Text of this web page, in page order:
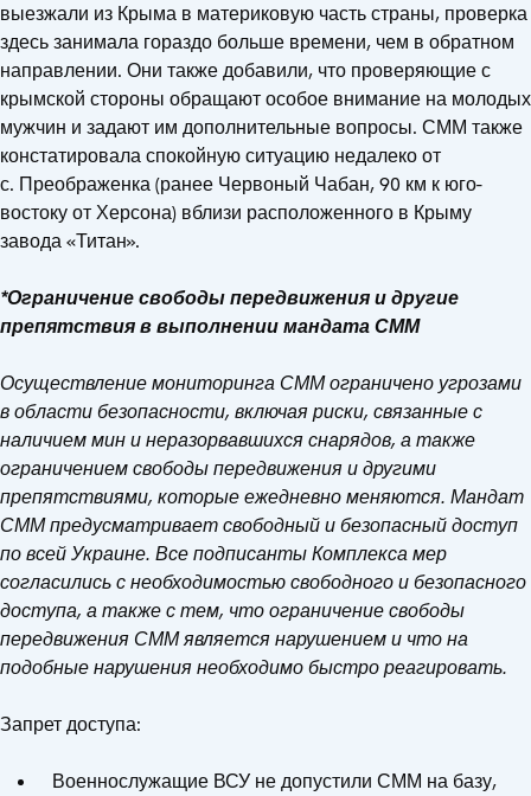
выезжали из Крыма в материковую часть страны, проверка
здесь занимала гораздо больше времени, чем в обратном
направлении. Они также добавили, что проверяющие с
крымской стороны обращают особое внимание на молодых
мужчин и задают им дополнительные вопросы. СММ также
констатировала спокойную ситуацию недалеко от
с. Преображенка (ранее Червоный Чабан, 90 км к юго-
востоку от Херсона) вблизи расположенного в Крыму
завода «Титан».
*Ограничение свободы передвижения и другие
препятствия в выполнении мандата СММ
Осуществление мониторинга СММ ограничено угрозами
в области безопасности, включая риски, связанные с
наличием мин и неразорвавшихся снарядов, а также
ограничением свободы передвижения и другими
препятствиями, которые ежедневно меняются. Мандат
СММ предусматривает свободный и безопасный доступ
по всей Украине. Все подписанты Комплекса мер
согласились с необходимостью свободного и безопасного
доступа, а также с тем, что ограничение свободы
передвижения СММ является нарушением и что на
подобные нарушения необходимо быстро реагировать.
Запрет доступа:
Военнослужащие ВСУ не допустили СММ на базу,